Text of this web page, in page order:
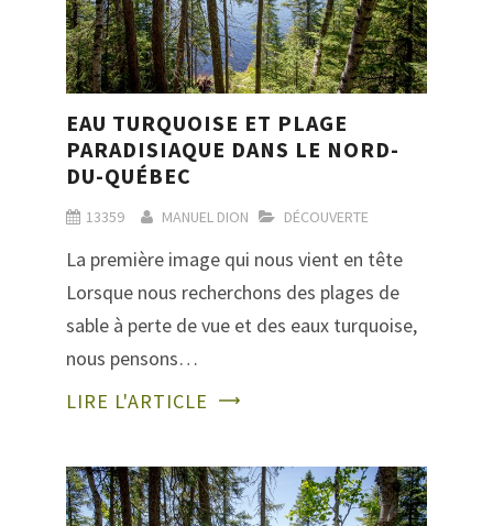
EAU TURQUOISE ET PLAGE
PARADISIAQUE DANS LE NORD-
DU-QUÉBEC
13359 MANUEL DION DÉCOUVERTE
La première image qui nous vient en tête
Lorsque nous recherchons des plages de
sable à perte de vue et des eaux turquoise,
nous pensons…
LIRE L'ARTICLE